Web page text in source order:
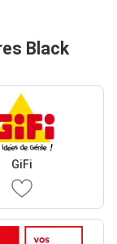
Black
GiFi